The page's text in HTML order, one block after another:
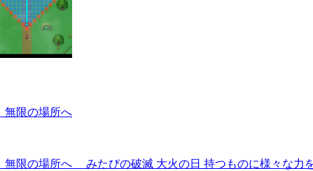
無限の場所へ
無限の場所へ みたびの破滅 大火の日 持つものに様々な力